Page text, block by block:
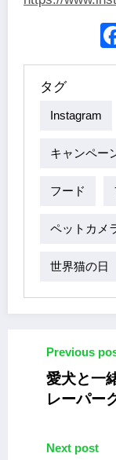
タグ
Instagram
キャンペー
フード
ペットカメ
世界猫の日
Previous
愛犬と一
レーパー
Next post